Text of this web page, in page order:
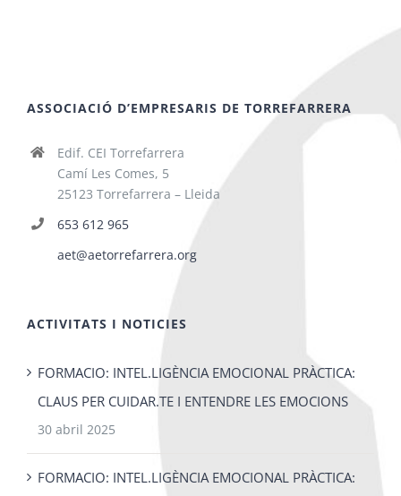
ASSOCIACIÓ D’EMPRESARIS DE TORREFARRERA
Edif. CEI Torrefarrera
Camí Les Comes, 5
25123 Torrefarrera – Lleida
653 612 965
aet@aetorrefarrera.org
ACTIVITATS I NOTICIES
FORMACIO: INTEL.LIGÈNCIA EMOCIONAL PRÀCTICA:
CLAUS PER CUIDAR.TE I ENTENDRE LES EMOCIONS
30 abril 2025
FORMACIO: INTEL.LIGÈNCIA EMOCIONAL PRÀCTICA: